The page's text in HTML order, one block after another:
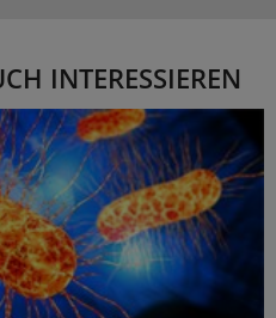
INTERESSIEREN